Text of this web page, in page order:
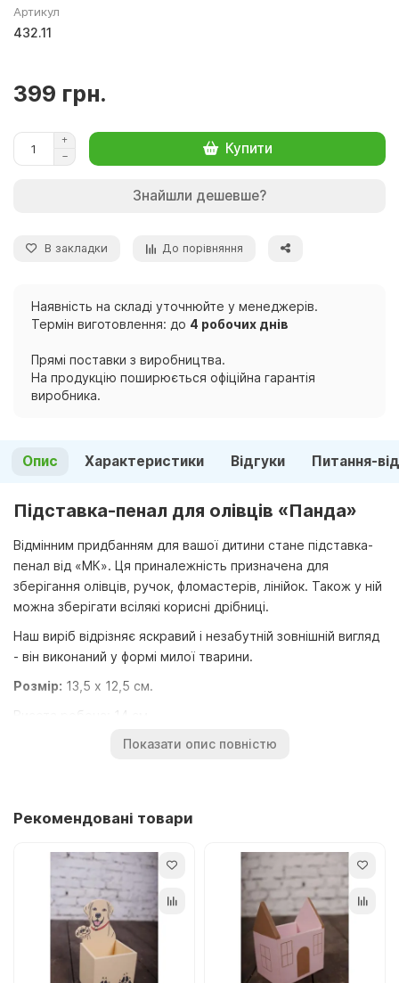
Артикул
432.11
399 грн.
Купити
Знайшли дешевше?
В закладки До порівняння
Наявність на складі уточнюйте у менеджерів.
Термін виготовлення: до 4 робочих днів
Прямі поставки з виробництва.
На продукцію поширюється офіційна гарантія
виробника.
Опис Характеристики Відгуки Питання-
Підставка-пенал для олівців «Панда»
Відмінним придбанням для вашої дитини стане підставка-
пенал від «МК». Ця приналежність призначена для
зберігання олівців, ручок, фломастерів, лінійок. Також у ній
можна зберігати всілякі корисні дрібниці.
Наш виріб відрізняє яскравий і незабутній зовнішній вигляд
- він виконаний у формі милої тварини.
Розмір: 13,5 х 12,5 см.
Висота робоча: 14 см.
Висота загальна: 30 см.Показати опис повністю
Рекомендовані товари